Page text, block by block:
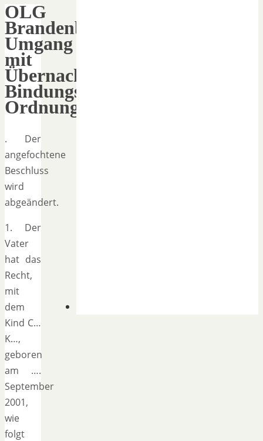
OLG
Brandenburg:
Umgang
mit
Übernachtung,
Bindungstoleranz,
Ordnungsgeld
. Der
angefochtene
Beschluss
wird
abgeändert.
1. Der
Vater
hat das
Recht,
mit
dem
Kind C…
K…,
geboren
am ….
September
2001,
wie
folgt